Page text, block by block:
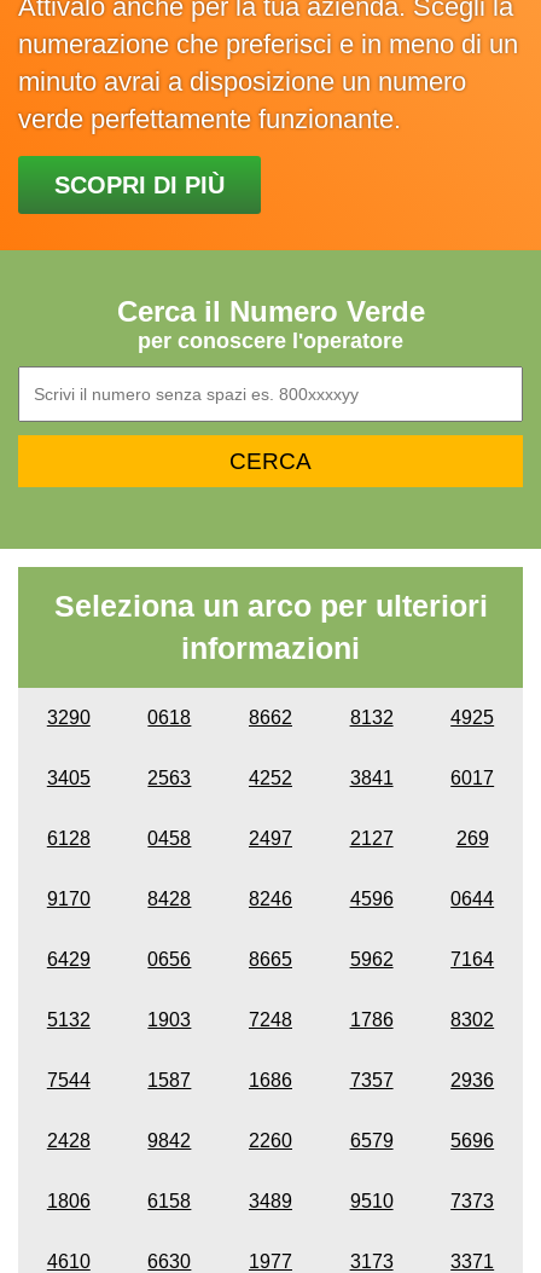
Attivalo anche per la tua azienda. Scegli la
numerazione che preferisci e in meno di un
minuto avrai a disposizione un numero
verde perfettamente funzionante.
SCOPRI DI PIÙ
Cerca il Numero Verde
per conoscere l'operatore
Seleziona un arco per ulteriori
informazioni
3290 0618 8662 8132 4925
3405 2563 4252 3841 6017
6128 0458 2497 2127 269
9170 8428 8246 4596 0644
6429 0656 8665 5962 7164
5132 1903 7248 1786 8302
7544 1587 1686 7357 2936
2428 9842 2260 6579 5696
1806 6158 3489 9510 7373
4610 6630 1977 3173 3371